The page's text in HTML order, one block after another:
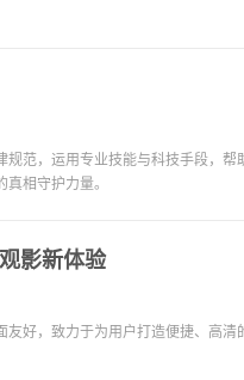
范，运用专业技能与科技手段，帮
相守护力量。
影新体验
好，致力于为用户打造便捷、高清